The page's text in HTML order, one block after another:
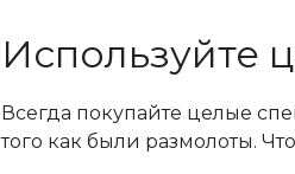
Используйте
Всегда покупайте целые
того как были размолоты.